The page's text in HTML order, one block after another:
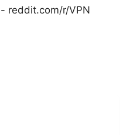
reddit.com/r/VPN